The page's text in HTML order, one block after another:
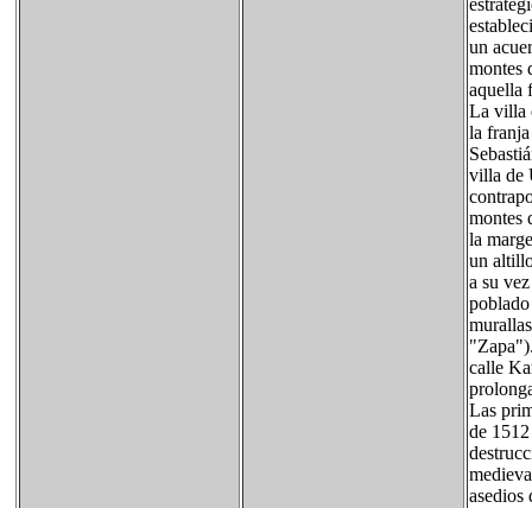
un
montes
aquella
La villa
la
villa de
montes
la
un
a su
calle
Las
de
asedios